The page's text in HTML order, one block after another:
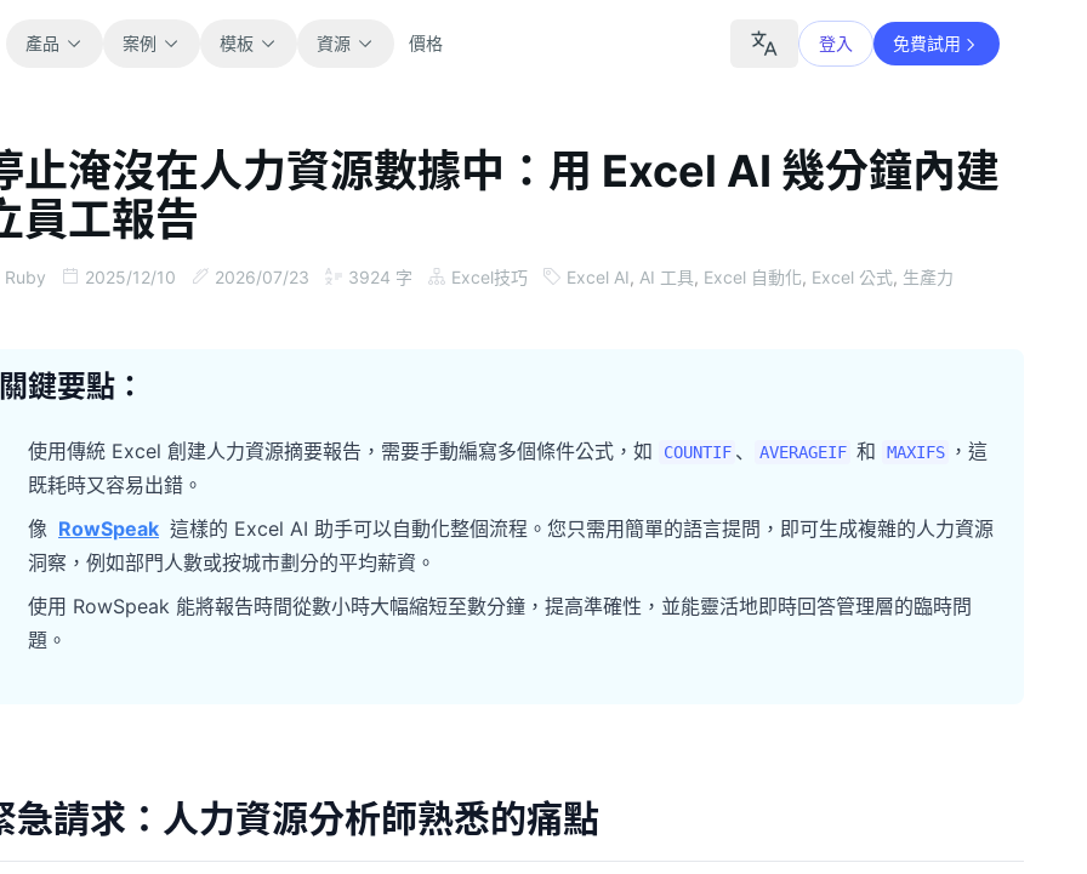
產品 案例 模板
全部
瀏覽全部可直接使用的試算表模板。
財務
營運
用於追蹤流程、協作、規劃與執行。
銷售
支援銷售管道、目標、預測與營收追蹤。
專案
資源
部落格
取得產品更新、案例與工作流程靈感。
指南
提示詞庫
用於分析、報表與清理的實用提示詞。
社群
價格 登入 免費試用
止淹沒在人力資源數據中：用 Excel AI 幾分鐘內建
員工報告
Ruby 2025/12/10 2026/07/23 3924 字 Excel技巧 Excel AI, AI 工具, Excel 自動化, Excel 公式, 生產力
關鍵要點：
使用傳統 Excel 創建人力資源摘要報告，需要手動編寫多個條件公式，如 COUNTIF 、 AVERAGEIF 和 MAXIFS ，這
既耗時又容易出錯。
像 RowSpeak 這樣的 Excel AI 助手可以自動化整個流程。您只需用簡單的語言提問，即可生成複雜的人力資源
洞察，例如部門人數或按城市劃分的平均薪資。
使用 RowSpeak 能將報告時間從數小時大幅縮短至數分鐘，提高準確性，並能靈活地即時回答管理層的臨時問
題。
急請求：人力資源分析師熟悉的痛點